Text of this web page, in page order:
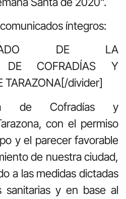
íntegros:
DE LA
DE COFRADÍAS Y
TARAZONA[/divider]
de Cofradías y
con el permiso
y el parecer favorable
de nuestra ciudad,
a las medidas dictadas
sanitarias y en base al